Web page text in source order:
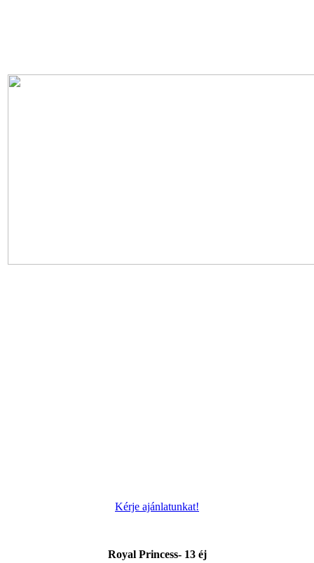
Kérje ajánlatunkat!
Royal Princess- 13 éj